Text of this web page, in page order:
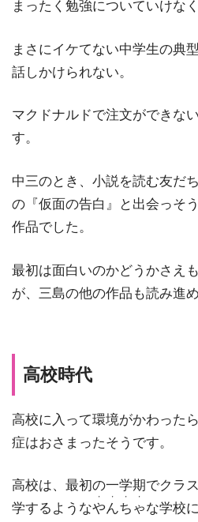
まったく勉強についていけな
まさにイケてない中学生の典
話しかけられない。
マクドナルドで注文ができな
す。
中三のとき、小説を読む友だ
の『仮面の告白』と出会っそ
作品でした。
最初は面白いのかどうかさえ
が、三島の他の作品も読み進
高校時代
高校に入って環境がかわった
症はおさまったそうです。
高校は、最初の一学期でクラ
学するようなやんちゃ
・・・・
な学校